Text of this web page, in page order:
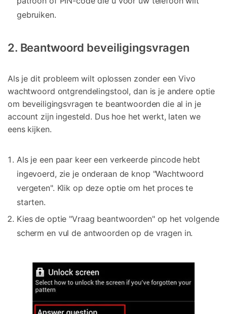
gebruiken.
2. Beantwoord beveiligingsvragen
Als je dit probleem wilt oplossen zonder een Vivo
wachtwoord ontgrendelingstool, dan is je andere optie
om beveiligingsvragen te beantwoorden die al in je
account zijn ingesteld. Dus hoe het werkt, laten we
eens kijken.
Als je een paar keer een verkeerde pincode hebt
ingevoerd, zie je onderaan de knop "Wachtwoord
vergeten". Klik op deze optie om het proces te
starten.
Kies de optie "Vraag beantwoorden" op het volgende
scherm en vul de antwoorden op de vragen in.